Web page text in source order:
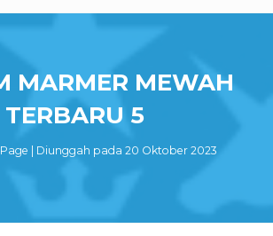
MARMER MEWAH
TERBARU 5
| Diunggah pada 20 Oktober 2023